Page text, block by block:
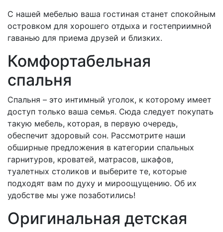
С нашей мебелью ваша гостиная станет спокойным
островком для хорошего отдыха и гостеприимной
гаванью для приема друзей и близких.
Комфортабельная
спальня
Спальня – это интимный уголок, к которому имеет
доступ только ваша семья. Сюда следует покупать
такую мебель, которая, в первую очередь,
обеспечит здоровый сон. Рассмотрите наши
обширные предложения в категории спальных
гарнитуров, кроватей, матрасов, шкафов,
туалетных столиков и выберите те, которые
подходят вам по духу и мироощущению. Об их
удобстве мы уже позаботились!
Оригинальная детская